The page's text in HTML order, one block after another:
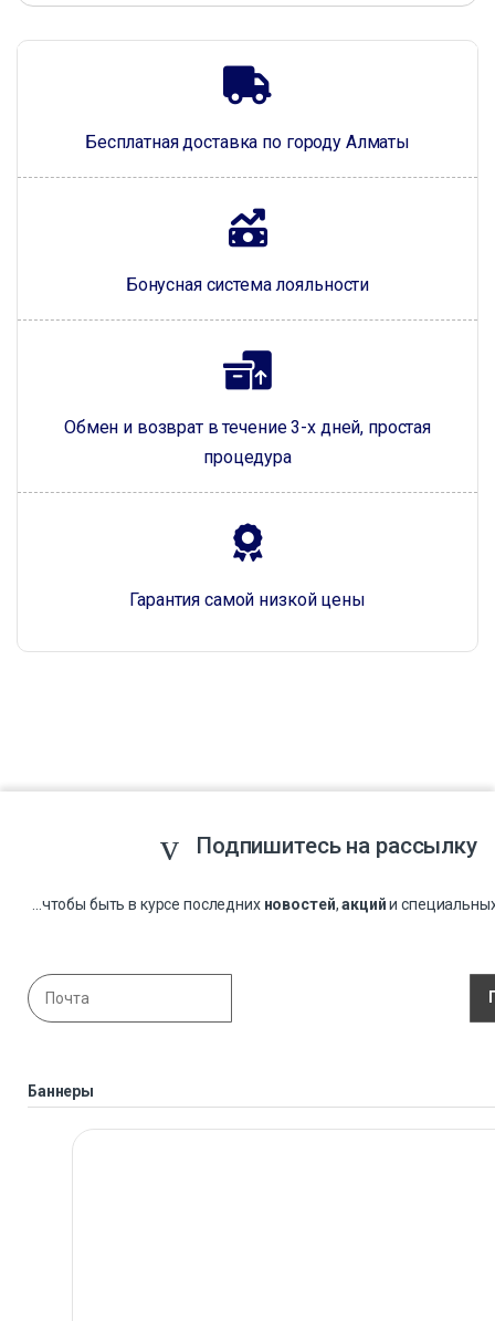
Бесплатная доставка по городу Алматы
Бонусная система лояльности
Обмен и возврат в течение 3-х дней, простая
процедура
Гарантия самой низкой цены
Подпишитесь на рассылку
...чтобы быть в курсе последних новостей,акцийи
Баннеры